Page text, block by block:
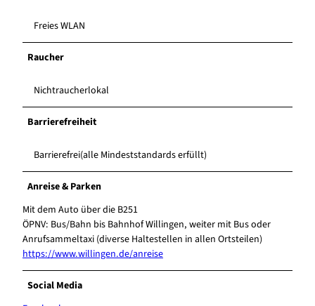
Freies WLAN
Raucher
Nichtraucherlokal
Barrierefreiheit
Barrierefrei(alle Mindeststandards erfüllt)
Anreise & Parken
Mit dem Auto über die B251
ÖPNV: Bus/Bahn bis Bahnhof Willingen, weiter mit Bus oder
Anrufsammeltaxi (diverse Haltestellen in allen Ortsteilen)
https://www.willingen.de/anreise
Social Media